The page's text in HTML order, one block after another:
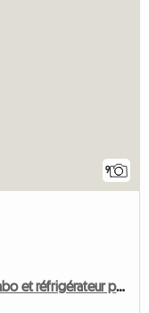
9
Chambre meublée 15 m² avec lavabo et réfrigérateur personnel